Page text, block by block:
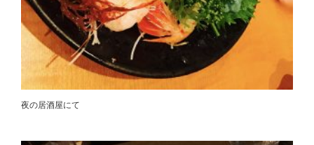
夜の居酒屋にて